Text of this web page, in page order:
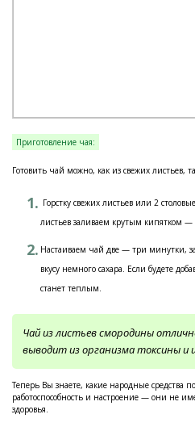
Приготовление чая:
Готовить чай можно, как из свежих листьев,
Горстку свежих листьев или 2
листьев заливаем крутым кипятком —
Настаиваем чай две — три минутки,
вкусу немного сахара. Если будете
станет теплым.
Чай из листьев смородины
выводит из организма токсины и
Теперь Вы знаете, какие народные средства
работоспособность и настроение — они не
здоровья.